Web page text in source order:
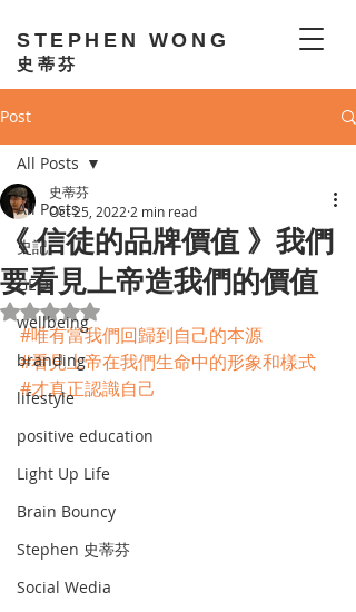
STEPHEN WONG
史蒂芬
Post
All Posts
史記
GEO
wellbeing
branding
lifestyle
positive education
Light Up Life
Brain Bouncy
Stephen 史蒂芬
Social Wedia
All Posts
《 信徒的品牌價值 》我們
要看見上帝造我們的價值
史蒂芬
Oct 25, 2022 2 min read
Rated NaN out of 5 stars.
#唯有當我們回歸到自己的本源
#看見上帝在我們生命中的形象和樣式
#才真正認識自己